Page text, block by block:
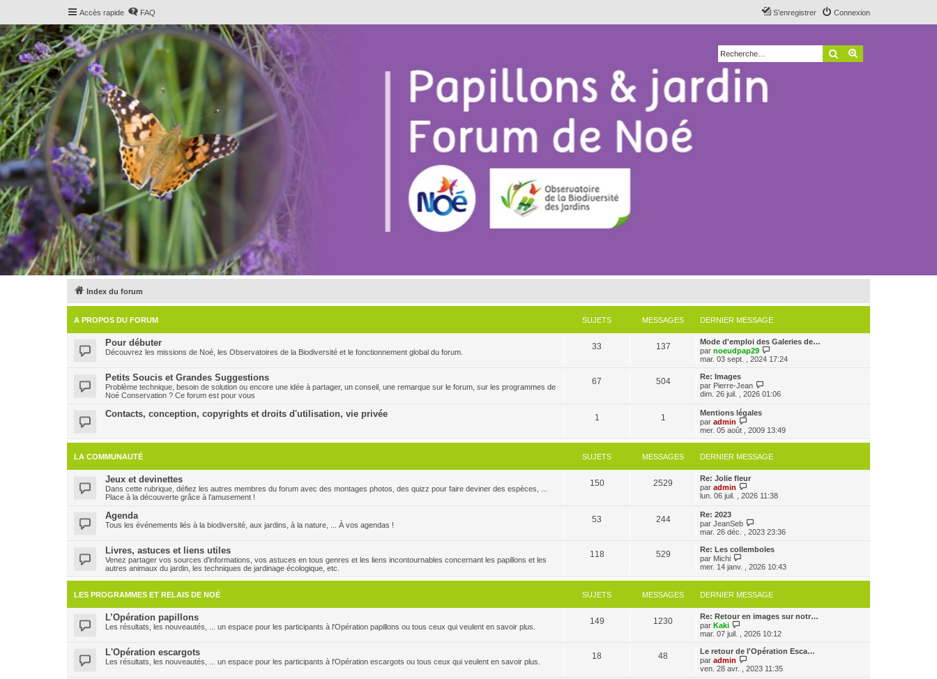
Accès rapide FAQ Connexion
S’enregistrer
Rechercher
Index du forum
A PROPOS DU FORUM SUJETS MESSAGES DERNIER MESSAGE
Pour débuter
Découvrez les missions de Noé, les Observatoires de la Biodiversité et le fonctionnement global du forum.
33 137
Mode d'emploi des Galeries de…
par noeudpap29
o
e
d
i
e
m
a
g
mar. 03 sept. , 2024 17:24
Petits Soucis et Grandes Suggestions
Problème technique, besoin de solution ou encore une idée à partager, un conseil, une remarque sur le forum, sur les programmes de
Noé Conservation ? Ce forum est pour vous
67 504
Re: Images
par Pierre-Jean
o
e
d
e
n
m
e
g
dim. 26 juil. , 2026 01:06
Contacts, conception, copyrights et droits d'utilisation, vie privée 1 1
Mentions légales
par admin
o
r
l
e
d
e
n
r
m
e
s
a
g
e
mer. 05 août , 2009 13:49
LA COMMUNAUTÉ SUJETS MESSAGES DERNIER MESSAGE
Jeux et devinettes
Dans cette rubrique, défiez les autres membres du forum avec des montages photos, des quizz pour faire deviner des espèces, ...
Place à la découverte grâce à l'amusement !
150 2529
Re: Jolie fleur
par admin
o
l
e
d
r
i
e
m
s
g
lun. 06 juil. , 2026 11:38
Agenda
Tous les événements liés à la biodiversité, aux jardins, à la nature, ... À vos agendas !
53 244
Re: 2023
par JeanSeb
o
r
e
d
e
n
e
m
e
s
s
a
g
mar. 26 déc. , 2023 23:36
Livres, astuces et liens utiles
Venez partager vos sources d'informations, vos astuces en tous genres et les liens incontournables concernant les papillons et les
autres animaux du jardin, les techniques de jardinage écologique, etc.
118 529
Re: Les collemboles
par Michi
r
l
e
d
e
n
e
r
m
e
mer. 14 janv. , 2026 10:43
LES PROGRAMMES ET RELAIS DE NOÉ SUJETS MESSAGES DERNIER MESSAGE
L’Opération papillons
Les résultats, les nouveautés, ... un espace pour les participants à l'Opération papillons ou tous ceux qui veulent en savoir plus.
149 1230
Re: Retour en images sur notr…
par Kaki
o
r
l
e
d
mar. 07 juil. , 2026 10:12
L'Opération escargots
Les résultats, les nouveautés, ... un espace pour les participants à l'Opération escargots ou tous ceux qui veulent en savoir plus.
18 48
Le retour de l'Opération Esca…
par admin
o
ven. 28 avr. , 2023 11:35